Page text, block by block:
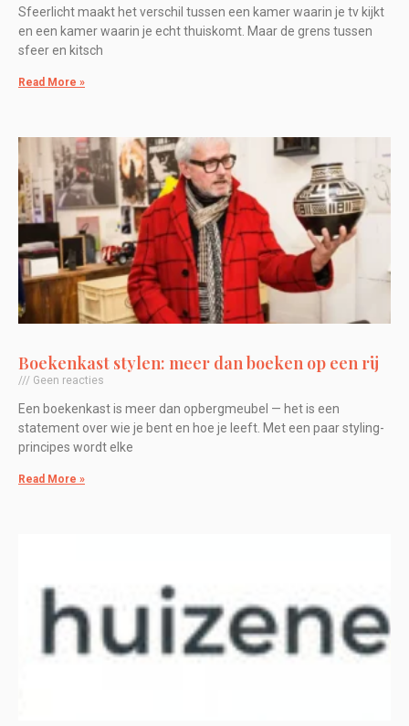
Sfeerlicht maakt het verschil tussen een kamer waarin je tv kijkt
en een kamer waarin je echt thuiskomt. Maar de grens tussen
sfeer en kitsch
Read More »
Boekenkast stylen: meer dan boeken op een rij
Geen reacties
Een boekenkast is meer dan opbergmeubel — het is een
statement over wie je bent en hoe je leeft. Met een paar styling-
principes wordt elke
Read More »